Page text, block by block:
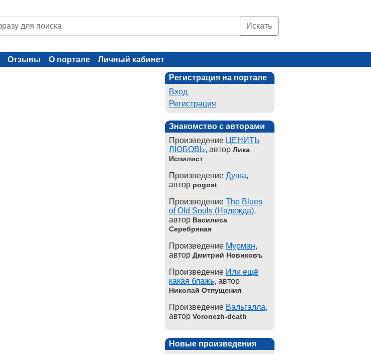
Искать
Отзывы О портале
Личный кабинет
Регистрация на портале
Вход
Регистрация
Знакомство с авторами
Произведение ЦЕНИТЬ
ЛЮБОВЬ, автор Лика
Испилист
Произведение Душа,
автор pogost
Произведение The Blues
of Old Souls (Надежда),
автор Василиса
Серебряная
Произведение Мурман,
автор Дмитрий Новиковъ
Произведение Или ещё
какая блажь, автор
Николай Отпущения
Произведение Вальгалла,
автор Voronezh-death
Новые произведения